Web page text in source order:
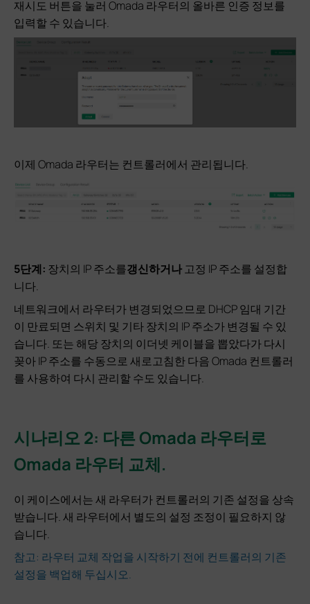
재시도 버튼을 눌러 Omada 라우터의 올바른 인증 정보를
입력할 수 있습니다.
이제 Omada 라우터는 컨트롤러에서 관리됩니다.
5단계: 장치의 IP 주소를갱신하거나고정 IP 주소를 설정합
니다.
네트워크에서 라우터가 변경되었으므로 DHCP 임대 기간
이 만료되면 스위치 및 기타 장치의 IP 주소가 변경될 수 있
습니다. 또는 해당 장치의 이더넷 케이블을 뽑았다가 다시
꽂아 IP 주소를 수동으로 새로고침한 다음 Omada 컨트롤러
를 사용하여 다시 관리할 수도 있습니다.
시나리오 2: 다른 Omada 라우터로
Omada 라우터 교체.
이 케이스에서는 새 라우터가 컨트롤러의 기존 설정을 상속
받습니다. 새 라우터에서 별도의 설정 조정이 필요하지 않
습니다.
참고: 라우터 교체 작업을 시작하기 전에 컨트롤러의 기존
설정을 백업해 두십시오.